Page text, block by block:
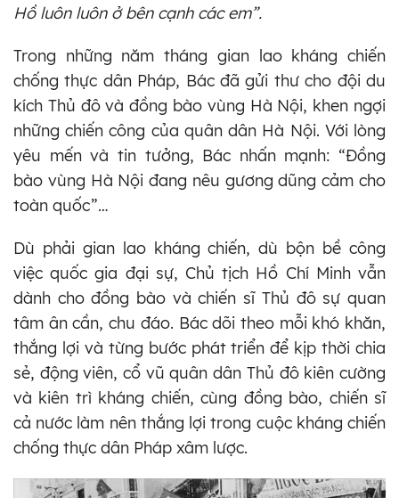
Hồ luôn luôn ở bên cạnh các em”.
Trong những năm tháng gian lao kháng chiến
chống thực dân Pháp, Bác đã gửi thư cho đội du
kích Thủ đô và đồng bào vùng Hà Nội, khen ngợi
những chiến công của quân dân Hà Nội. Với lòng
yêu mến và tin tưởng, Bác nhấn mạnh: “Đồng
bào vùng Hà Nội đang nêu gương dũng cảm cho
toàn quốc”…
Dù phải gian lao kháng chiến, dù bộn bề công
việc quốc gia đại sự, Chủ tịch Hồ Chí Minh vẫn
dành cho đồng bào và chiến sĩ Thủ đô sự quan
tâm ân cần, chu đáo. Bác dõi theo mỗi khó khăn,
thắng lợi và từng bước phát triển để kịp thời chia
sẻ, động viên, cổ vũ quân dân Thủ đô kiên cường
và kiên trì kháng chiến, cùng đồng bào, chiến sĩ
cả nước làm nên thắng lợi trong cuộc kháng chiến
chống thực dân Pháp xâm lược.